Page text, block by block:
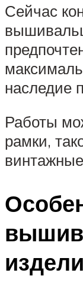
Сейчас
наследие
Работы
рамки,